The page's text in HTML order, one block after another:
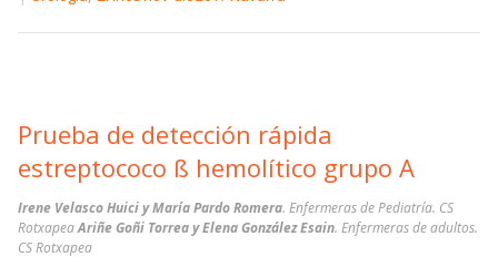
Prueba de detección rápida
estreptococo ß hemolítico grupo A
Irene Velasco Huici y María Pardo Romera. Enfermeras de Pediatría. CS
RotxapeaAriñe Goñi Torrea y Elena González Esain. Enfermeras de adultos.
CS Rotxapea